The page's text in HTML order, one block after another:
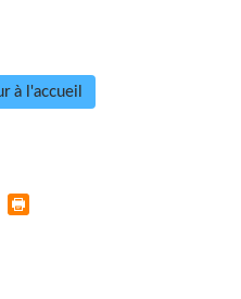
à l'accueil